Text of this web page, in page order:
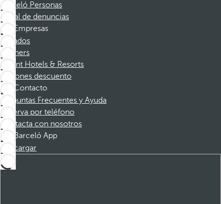
Barceló Personas
Canal de denuncias
Empresas
Afiliados
Partners
Dorint Hotels & Resorts
Cupones descuento
Contacto
Preguntas Frecuentes y Ayuda
Reserva por teléfono
Contacta con nosotros
Barceló App
Descargar